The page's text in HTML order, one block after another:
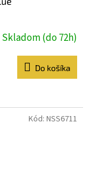
Skladom (do 72h)
Do košíka
Kód: NSS6711